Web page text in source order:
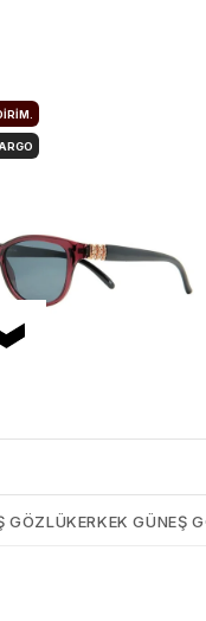
OF126-C3-56
GÖZLÜKERKEK GÜNEŞ